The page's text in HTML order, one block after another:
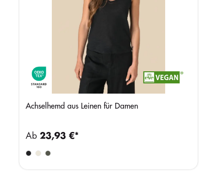
Achselhemd aus Leinen für Damen
Ab 23,93 €*